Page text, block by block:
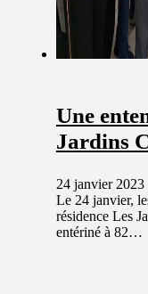
Une
Jardins
24 janvier 2023
Le 24 janvier,
résidence Les
entériné à 82…